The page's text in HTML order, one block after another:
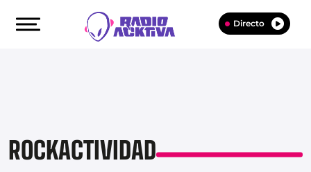
Directo
ROCKACTIVIDAD